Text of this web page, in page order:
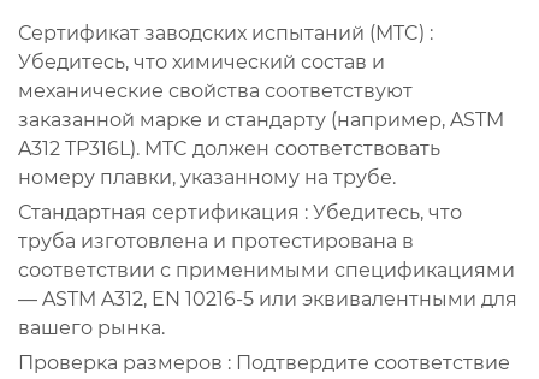
Сертификат заводских испытаний (MTC) :
Убедитесь, что химический состав и
механические свойства соответствуют
заказанной марке и стандарту (например, ASTM
A312 TP316L). MTC должен соответствовать
номеру плавки, указанному на трубе.
Стандартная сертификация : Убедитесь, что
труба изготовлена и протестирована в
соответствии с применимыми спецификациями
— ASTM A312, EN 10216-5 или эквивалентными для
вашего рынка.
Проверка размеров : Подтвердите соответствие